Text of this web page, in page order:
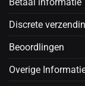
Discrete
Beoordlingen
Overige